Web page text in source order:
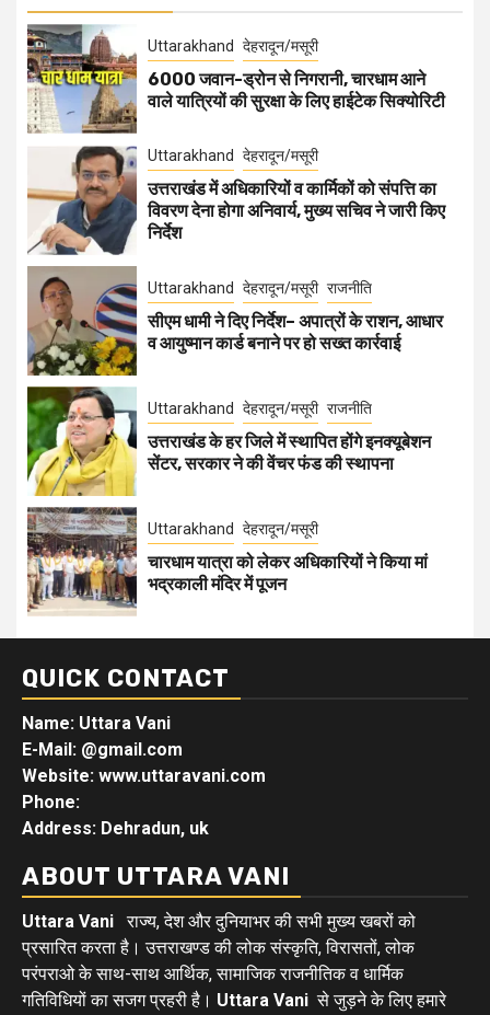
Uttarakhand देहरादून/मसूरी
6000 जवान-ड्रोन से निगरानी, चारधाम आने
वाले यात्रियों की सुरक्षा के लिए हाईटेक सिक्योरिटी
Uttarakhand देहरादून/मसूरी
उत्तराखंड में अधिकारियों व कार्मिकों को संपत्ति का
विवरण देना होगा अनिवार्य, मुख्य सचिव ने जारी किए
निर्देश
Uttarakhand देहरादून/मसूरी राजनीति
सीएम धामी ने दिए निर्देश– अपात्रों के राशन, आधार
व आयुष्मान कार्ड बनाने पर हो सख्त कार्रवाई
Uttarakhand देहरादून/मसूरी राजनीति
उत्तराखंड के हर जिले में स्थापित होंगे इनक्यूबेशन
सेंटर, सरकार ने की वेंचर फंड की स्थापना
Uttarakhand देहरादून/मसूरी
चारधाम यात्रा को लेकर अधिकारियों ने किया मां
भद्रकाली मंदिर में पूजन
QUICK CONTACT
Name: Uttara Vani
E-Mail: @gmail.com
Website: www.uttaravani.com
Phone:
Address: Dehradun, uk
ABOUT UTTARA VANI
Uttara Vani राज्य, देश और दुनियाभर की सभी मुख्य खबरों को
प्रसारित करता है। उत्तराखण्ड की लोक संस्कृति, विरासतों, लोक
परंपराओ के साथ-साथ आर्थिक, सामाजिक राजनीतिक व धार्मिक
गतिविधियों का सजग प्रहरी है। Uttara Vani से जुड़ने के लिए हमारे